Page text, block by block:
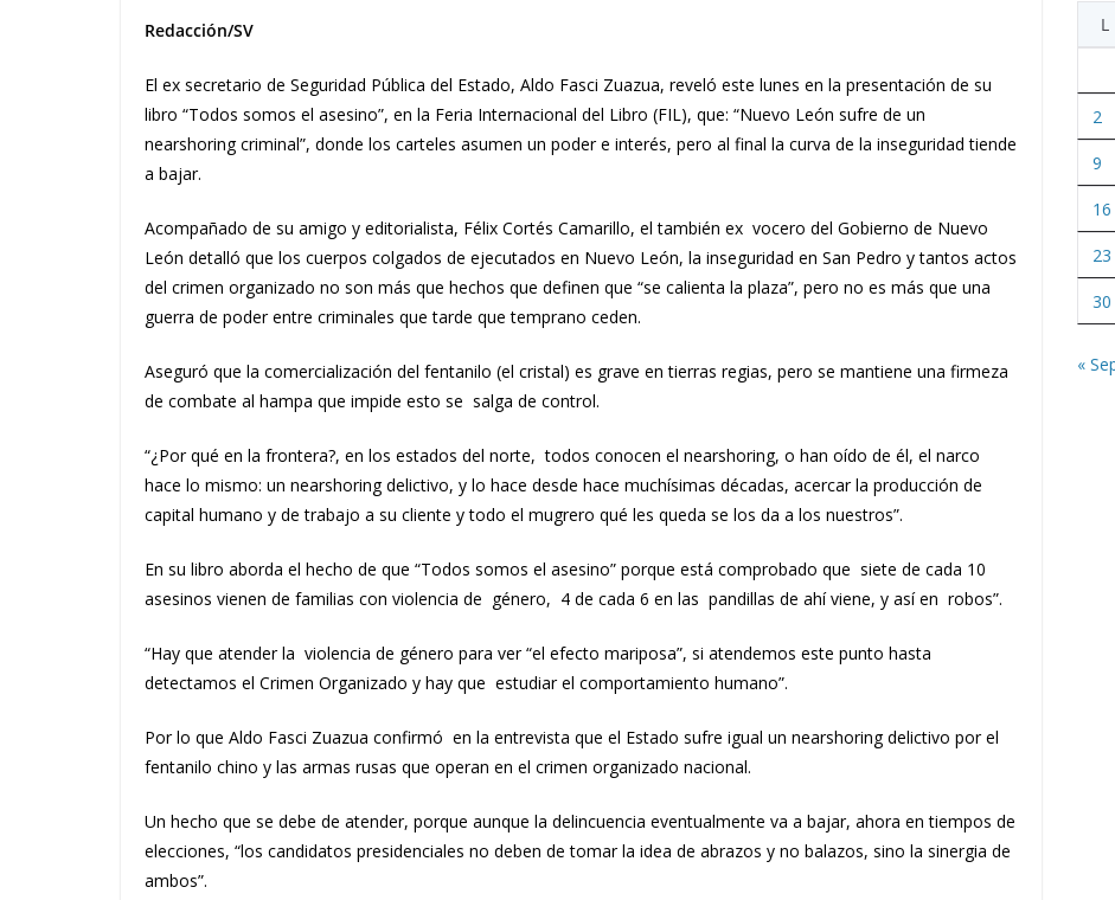
Redacción/SV
El ex secretario de Seguridad Pública del Estado, Aldo Fasci Zuazua, reveló este lunes en la presentación de su
libro “Todos somos el asesino”, en la Feria Internacional del Libro (FIL), que: “Nuevo León sufre de un
nearshoring criminal”, donde los carteles asumen un poder e interés, pero al final la curva de la inseguridad tiende
a bajar.
Acompañado de su amigo y editorialista, Félix Cortés Camarillo, el también ex vocero del Gobierno de Nuevo
León detalló que los cuerpos colgados de ejecutados en Nuevo León, la inseguridad en San Pedro y tantos actos
del crimen organizado no son más que hechos que definen que “se calienta la plaza”, pero no es más que una
guerra de poder entre criminales que tarde que temprano ceden.
Aseguró que la comercialización del fentanilo (el cristal) es grave en tierras regias, pero se mantiene una firmeza
de combate al hampa que impide esto se salga de control.
“¿Por qué en la frontera?, en los estados del norte, todos conocen el nearshoring, o han oído de él, el narco
hace lo mismo: un nearshoring delictivo, y lo hace desde hace muchísimas décadas, acercar la producción de
capital humano y de trabajo a su cliente y todo el mugrero qué les queda se los da a los nuestros”.
En su libro aborda el hecho de que “Todos somos el asesino” porque está comprobado que siete de cada 10
asesinos vienen de familias con violencia de género, 4 de cada 6 en las pandillas de ahí viene, y así en robos”.
“Hay que atender la violencia de género para ver “el efecto mariposa”, si atendemos este punto hasta
detectamos el Crimen Organizado y hay que estudiar el comportamiento humano”.
Por lo que Aldo Fasci Zuazua confirmó en la entrevista que el Estado sufre igual un nearshoring delictivo por el
fentanilo chino y las armas rusas que operan en el crimen organizado nacional.
Un hecho que se debe de atender, porque aunque la delincuencia eventualmente va a bajar, ahora en tiempos de
elecciones, “los candidatos presidenciales no deben de tomar la idea de abrazos y no balazos, sino la sinergia de
ambos”.
L
2
9
16
23
30
«